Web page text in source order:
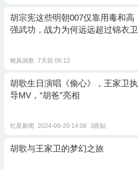
胡宗宪这些明朝007仅靠用毒和高
强武功，战力为何远远超过锦衣卫
晓风洞察 7天前 06:12
胡歌生日演唱《偷心》，王家卫执
导MV，“胡爸”亮相
红星新闻 2024-09-20 14:08 3跟贴
胡歌与王家卫的梦幻之旅